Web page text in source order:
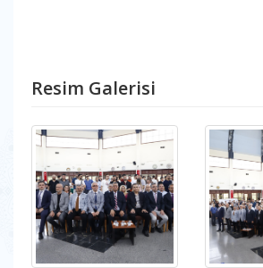
Resim Galerisi